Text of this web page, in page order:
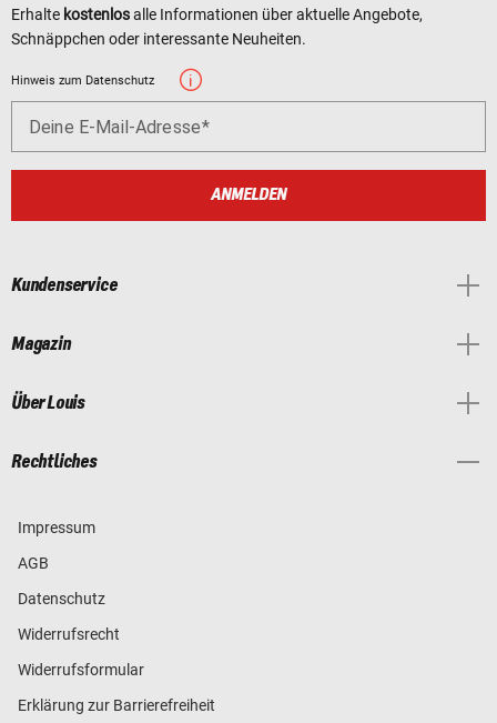
Erhalte kostenlosalle Informationen über aktuelle Angebote,
Schnäppchen oder interessante Neuheiten.
Hinweis zum Datenschutz
Deine E-Mail-Adresse
ANMELDEN
Kundenservice
Magazin
Über Louis
Rechtliches
Impressum
AGB
Datenschutz
Widerrufsrecht
Widerrufsformular
Erklärung zur Barrierefreiheit